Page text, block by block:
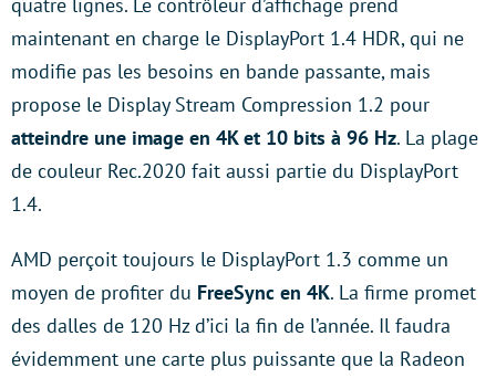
quatre lignes. Le contrôleur d’affichage prend
maintenant en charge le DisplayPort 1.4 HDR, qui ne
modifie pas les besoins en bande passante, mais
propose le Display Stream Compression 1.2 pour
atteindre une image en 4K et 10 bits à 96 Hz. La plage
de couleur Rec.2020 fait aussi partie du DisplayPort
1.4.
AMD perçoit toujours le DisplayPort 1.3 comme un
moyen de profiter du FreeSync en 4K. La firme promet
des dalles de 120 Hz d’ici la fin de l’année. Il faudra
évidemment une carte plus puissante que la Radeon